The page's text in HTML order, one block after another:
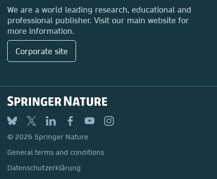
Locations & Contact
We are a world leading research, educational and
professional publisher. Visit our main website for
more information.
Corporate site
© 2026 Springer Nature
General terms and conditions
Datenschutzerklärung